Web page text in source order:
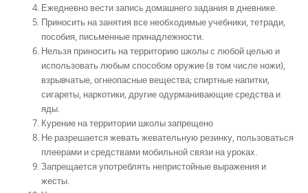
Ежедневно вести запись домашнего задания в дневнике.
Приносить на занятия все необходимые учебники, тетради,
пособия, письменные принадлежности.
Нельзя приносить на территорию школы с любой целью и
использовать любым способом оружие (в том числе ножи),
взрывчатые, огнеопасные вещества; спиртные напитки,
сигареты, наркотики, другие одурманивающие средства и
яды.
Курение на территории школы запрещено
Не разрешается жевать жевательную резинку, пользоваться
плеерами и средствами мобильной связи на уроках.
Запрещается употреблять непристойные выражения и
жесты.